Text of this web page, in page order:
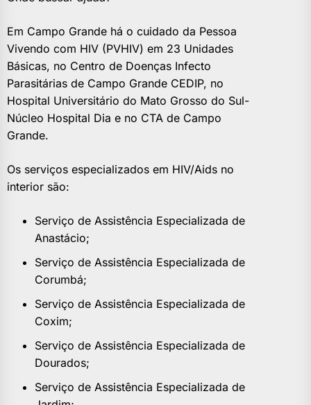
Em Campo Grande há o cuidado da Pessoa
Vivendo com HIV (PVHIV) em 23 Unidades
Básicas, no Centro de Doenças Infecto
Parasitárias de Campo Grande CEDIP, no
Hospital Universitário do Mato Grosso do Sul-
Núcleo Hospital Dia e no CTA de Campo
Grande.
Os serviços especializados em HIV/Aids no
interior são:
Serviço de Assistência Especializada de
Anastácio;
Serviço de Assistência Especializada de
Corumbá;
Serviço de Assistência Especializada de
Coxim;
Serviço de Assistência Especializada de
Dourados;
Serviço de Assistência Especializada de